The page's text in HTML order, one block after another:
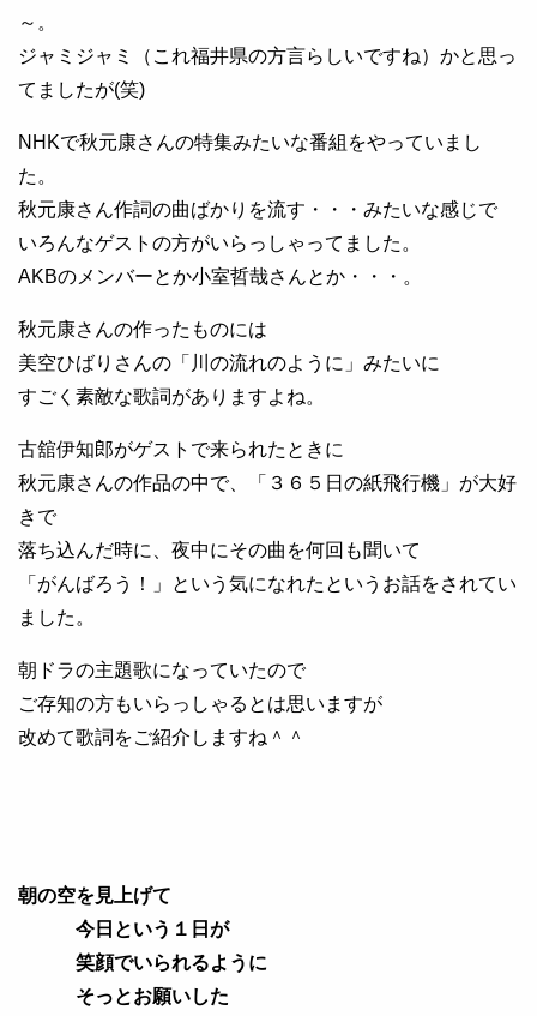
～。
ジャミジャミ（これ福井県の方言らしいですね）かと思っ
てましたが(笑)
NHKで秋元康さんの特集みたいな番組をやっていまし
た。
秋元康さん作詞の曲ばかりを流す・・・みたいな感じで
いろんなゲストの方がいらっしゃってました。
AKBのメンバーとか小室哲哉さんとか・・・。
秋元康さんの作ったものには
美空ひばりさんの「川の流れのように」みたいに
すごく素敵な歌詞がありますよね。
古舘伊知郎がゲストで来られたときに
秋元康さんの作品の中で、「３６５日の紙飛行機」が大好
きで
落ち込んだ時に、夜中にその曲を何回も聞いて
「がんばろう！」という気になれたというお話をされてい
ました。
朝ドラの主題歌になっていたので
ご存知の方もいらっしゃるとは思いますが
改めて歌詞をご紹介しますね＾＾
朝の空を見上げて
今日という１日が
笑顔でいられるように
そっとお願いした